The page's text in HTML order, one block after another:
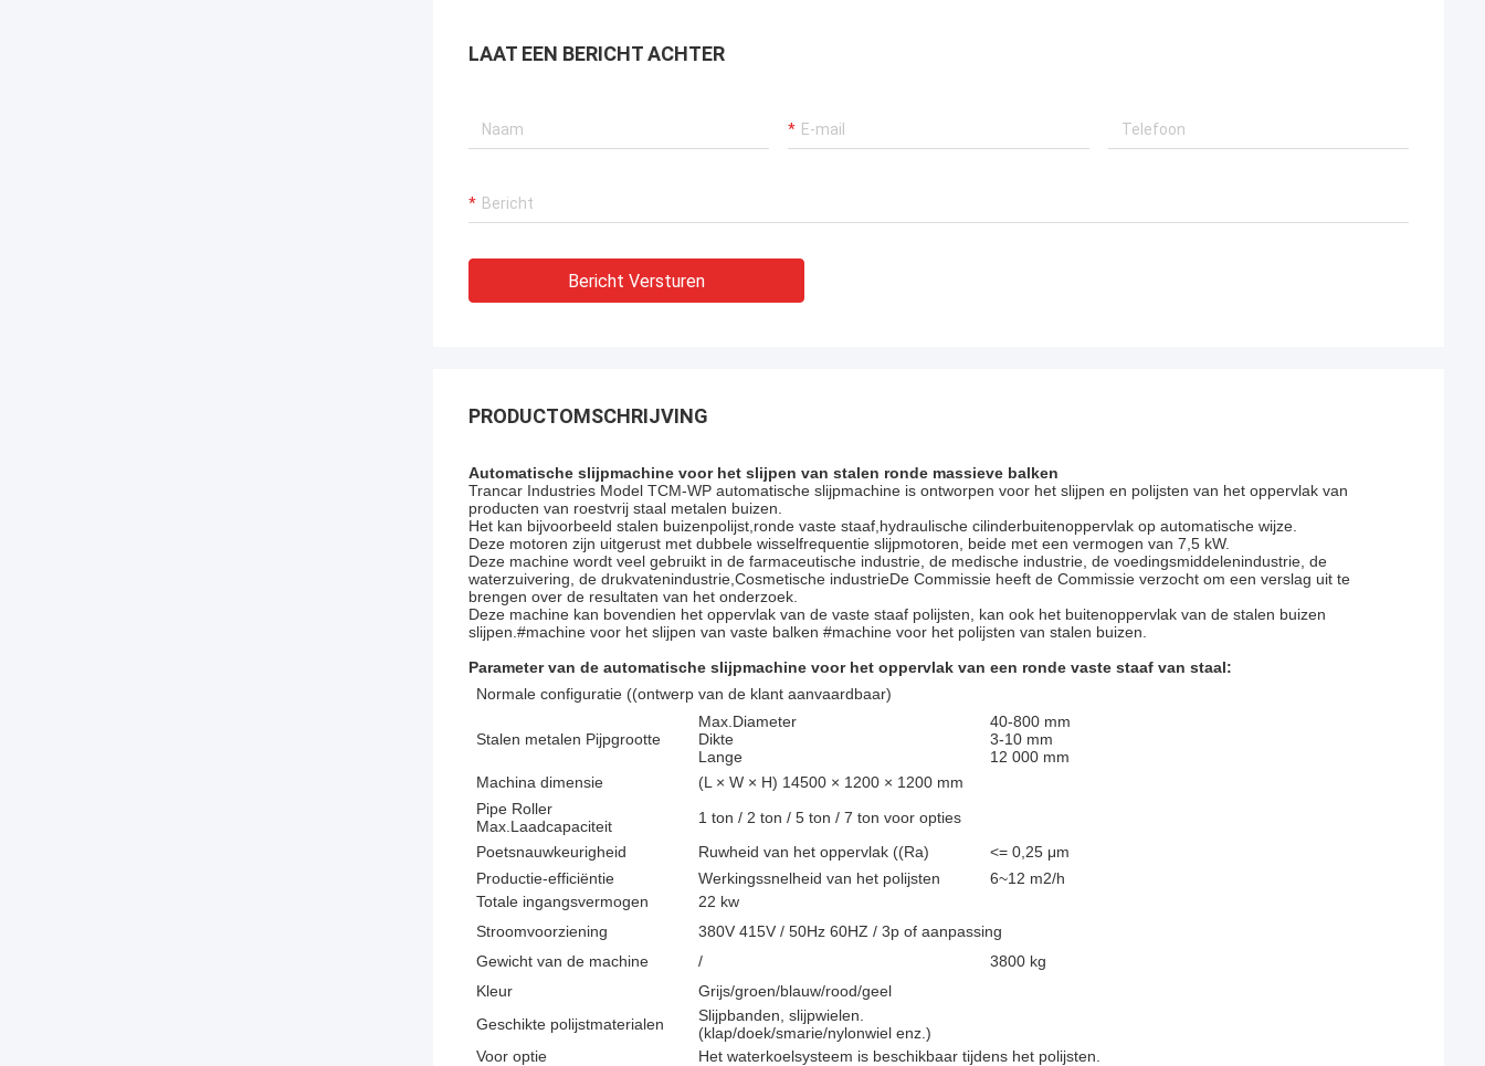
LAAT EEN BERICHT ACHTER
Bericht Versturen
PRODUCTOMSCHRIJVING
Automatische slijpmachine voor het slijpen van stalen ronde massieve balken
Trancar Industries Model TCM-WP automatische slijpmachine is ontworpen voor het slijpen en polijsten van het oppervlak van
producten van roestvrij staal metalen buizen.
Het kan bijvoorbeeld stalen buizenpolijst,ronde vaste staaf,hydraulische cilinderbuitenoppervlak op automatische wijze.
Deze motoren zijn uitgerust met dubbele wisselfrequentie slijpmotoren, beide met een vermogen van 7,5 kW.
Deze machine wordt veel gebruikt in de farmaceutische industrie, de medische industrie, de voedingsmiddelenindustrie, de
waterzuivering, de drukvatenindustrie,Cosmetische industrieDe Commissie heeft de Commissie verzocht om een verslag uit te
brengen over de resultaten van het onderzoek.
Deze machine kan bovendien het oppervlak van de vaste staaf polijsten, kan ook het buitenoppervlak van de stalen buizen
slijpen.#machine voor het slijpen van vaste balken #machine voor het polijsten van stalen buizen.
Parameter van de automatische slijpmachine voor het oppervlak van een ronde vaste staaf van staal:
Normale configuratie ((ontwerp van de klant aanvaardbaar)
Stalen metalen Pijpgrootte
Max.Diameter
40-800 mm
Dikte
3-10 mm
Lange
12 000 mm
Machina dimensie
(L × W × H) 14500 × 1200 × 1200 mm
Pipe Roller
Max.Laadcapaciteit
1 ton / 2 ton / 5 ton / 7 ton voor opties
Poetsnauwkeurigheid
Ruwheid van het oppervlak ((Ra)
<= 0,25 μm
Productie-efficiëntie
Werkingssnelheid van het polijsten
6~12 m2/h
Totale ingangsvermogen
22 kw
Stroomvoorziening
380V 415V / 50Hz 60HZ / 3p of aanpassing
Gewicht van de machine
/
3800 kg
Kleur
Grijs/groen/blauw/rood/geel
Geschikte polijstmaterialen
Slijpbanden, slijpwielen.
(klap/doek/smarie/nylonwiel enz.)
Voor optie
Het waterkoelsysteem is beschikbaar tijdens het polijsten.